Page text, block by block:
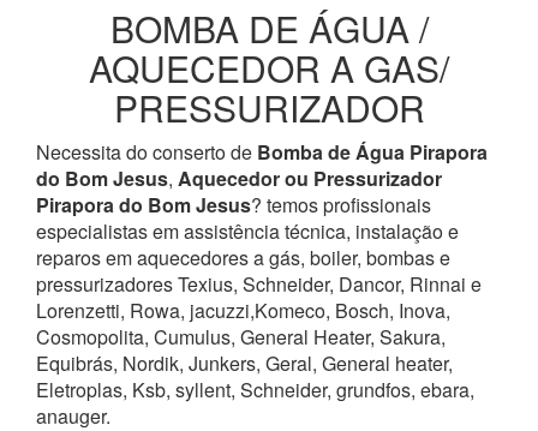
BOMBA DE ÁGUA /
AQUECEDOR A GAS/
PRESSURIZADOR
Necessita do conserto de Bomba de Água Pirapora
do Bom Jesus, Aquecedor ou Pressurizador
Pirapora do Bom Jesus? temos profissionais
especialistas em assistência técnica, instalação e
reparos em aquecedores a gás, boiler, bombas e
pressurizadores Texius, Schneider, Dancor, Rinnai e
Lorenzetti, Rowa, jacuzzi,Komeco, Bosch, Inova,
Cosmopolita, Cumulus, General Heater, Sakura,
Equibrás, Nordik, Junkers, Geral, General heater,
Eletroplas, Ksb, syllent, Schneider, grundfos, ebara,
anauger.